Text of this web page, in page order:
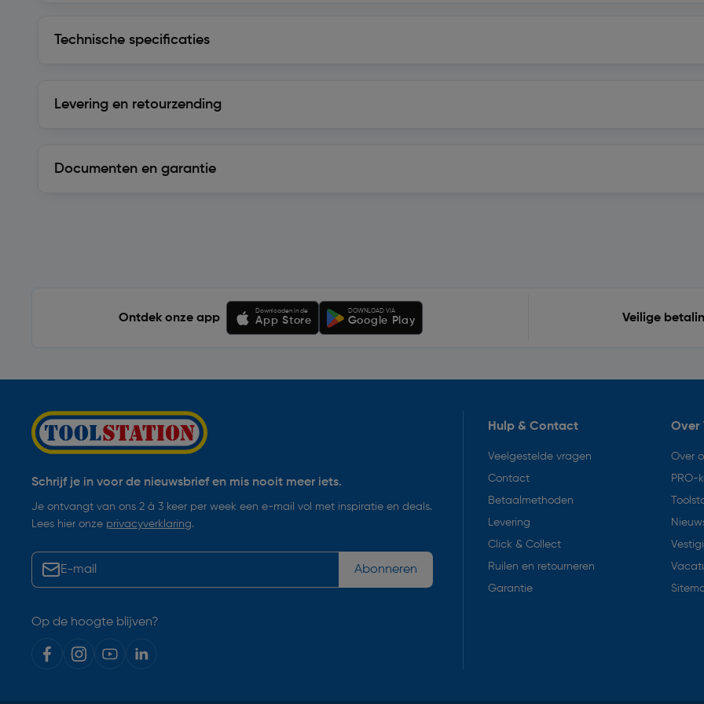
Technische specificaties
Levering en retourzending
Documenten en garantie
Ontdek onze app
Downloaden in de
App Store
DOWNLOAD VIA
Google Play Veilige
Schrijf je in voor de nieuwsbrief en mis nooit meer iets.
Je ontvangt van ons 2 à 3 keer per week een e-mail vol met inspiratie en deals.
Lees hier onze privacyverklaring.
Abonneren
Op de hoogte blijven?
Hulp & Contact
Veelgestelde vragen
Contact
Betaalmethoden
Levering
Click & Collect
Ruilen en retourneren
Garantie
Over
Over
PRO-